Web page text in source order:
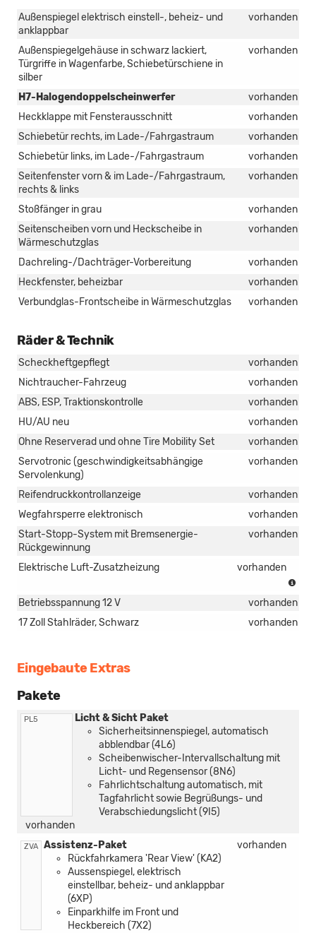
Außenspiegel elektrisch einstell-, beheiz- und
anklappbar
vorhanden
Außenspiegelgehäuse in schwarz lackiert,
Türgriffe in Wagenfarbe, Schiebetürschiene in
silber
vorhanden
H7-Halogendoppelscheinwerfer
vorhanden
Heckklappe mit Fensterausschnitt
vorhanden
Schiebetür rechts, im Lade-/Fahrgastraum
vorhanden
Schiebetür links, im Lade-/Fahrgastraum
vorhanden
Seitenfenster vorn & im Lade-/Fahrgastraum,
rechts & links
vorhanden
Stoßfänger in grau
vorhanden
Seitenscheiben vorn und Heckscheibe in
Wärmeschutzglas
vorhanden
Dachreling-/Dachträger-Vorbereitung
vorhanden
Heckfenster, beheizbar
vorhanden
Verbundglas-Frontscheibe in Wärmeschutzglas
vorhanden
Räder & Technik
Scheckheftgepflegt
vorhanden
Nichtraucher-Fahrzeug
vorhanden
ABS, ESP, Traktionskontrolle
vorhanden
HU/AU neu
vorhanden
Ohne Reserverad und ohne Tire Mobility Set
vorhanden
Servotronic (geschwindigkeitsabhängige
Servolenkung)
vorhanden
Reifendruckkontrollanzeige
vorhanden
Wegfahrsperre elektronisch
vorhanden
Start-Stopp-System mit Bremsenergie-
Rückgewinnung
vorhanden
Elektrische Luft-Zusatzheizung
vorhanden
Betriebsspannung 12 V
vorhanden
17 Zoll Stahlräder, Schwarz
vorhanden
Eingebaute Extras
Pakete
PL5
Licht & Sicht Paket
Sicherheitsinnenspiegel, automatisch
abblendbar (4L6)
Scheibenwischer-Intervallschaltung mit
Licht- und Regensensor (8N6)
Fahrlichtschaltung automatisch, mit
Tagfahrlicht sowie Begrüßungs- und
Verabschiedungslicht (9I5)
vorhanden
ZVA
Assistenz-Paket
Rückfahrkamera 'Rear View' (KA2)
Aussenspiegel, elektrisch
einstellbar, beheiz- und anklappbar
(6XP)
Einparkhilfe im Front und
Heckbereich (7X2)
vorhanden